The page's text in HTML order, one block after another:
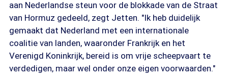
aan Nederlandse steun voor de blokkade van de Straat
van Hormuz gedeeld, zegt Jetten. "Ik heb duidelijk
gemaakt dat Nederland met een internationale
coalitie van landen, waaronder Frankrijk en het
Verenigd Koninkrijk, bereid is om vrije scheepvaart te
verdedigen, maar wel onder onze eigen voorwaarden."